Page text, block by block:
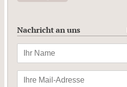
Nachricht an uns